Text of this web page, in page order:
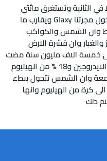
تدور بسرعة 140 ميلا في الثانية وتستغرق مائتي
مليون سنة لكي تتم دورة كاملة حول مجرتنا GIaxy ويقارب ما
حوالي 30 دورة فقط وان الشمس والكواكب
وان قشرة الارض
خمسة الاف مليون سنة مضت
وان الشمس مكونه من 80% من الايدروجين و18 % من الهيليوم
وان الشمس تتحول ببطء
كرة من الهيليوم وانها